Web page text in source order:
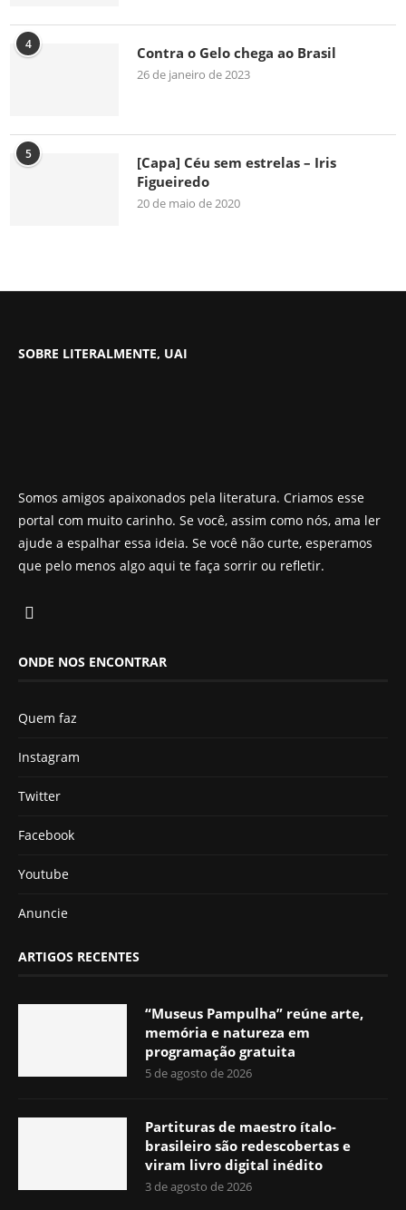
4 Contra o Gelo chega ao Brasil
26 de janeiro de 2023
5
[Capa] Céu sem estrelas – Iris
Figueiredo
20 de maio de 2020
SOBRE LITERALMENTE, UAI
Somos amigos apaixonados pela literatura. Criamos esse
portal com muito carinho. Se você, assim como nós, ama ler
ajude a espalhar essa ideia. Se você não curte, esperamos
que pelo menos algo aqui te faça sorrir ou refletir.
ONDE NOS ENCONTRAR
Quem faz
Instagram
Twitter
Facebook
Youtube
Anuncie
ARTIGOS RECENTES
“Museus Pampulha” reúne arte,
memória e natureza em
programação gratuita
5 de agosto de 2026
Partituras de maestro ítalo-
brasileiro são redescobertas e
viram livro digital inédito
3 de agosto de 2026